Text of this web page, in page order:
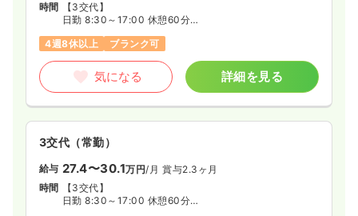
時間
【3交代】
日勤 8:30～17:00 休憩60分
深夜 0:30～9:00 休憩60分
【2交代】
日勤 8:30～17:00 休憩60分
夜勤 16:30～翌9:00
4週8休以上 ブランク可
気になる 詳細を見る
3交代（常勤）
給与 27.4〜30.1万円/月 賞与2.3ヶ月
時間
【3交代】
日勤 8:30～17:00 休憩60分